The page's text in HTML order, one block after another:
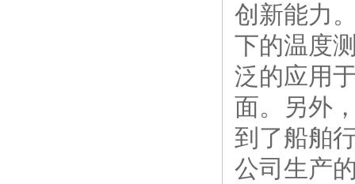
创新能力
下的温度
泛的应用
面。另外
到了船舶
公司生产